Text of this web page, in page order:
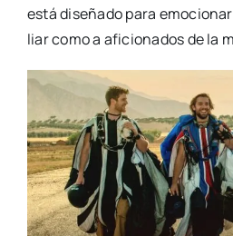
está dise­ña­do para
liar como a afi­cio­na­dos de la